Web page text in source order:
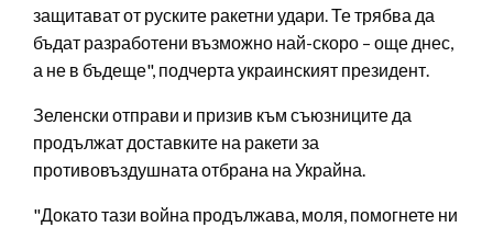
защитават от руските ракетни удари. Те трябва да
бъдат разработени възможно най-скоро – още днес,
а не в бъдеще", подчерта украинският президент.
Зеленски отправи и призив към съюзниците да
продължат доставките на ракети за
противовъздушната отбрана на Украйна.
"Докато тази война продължава, моля, помогнете ни